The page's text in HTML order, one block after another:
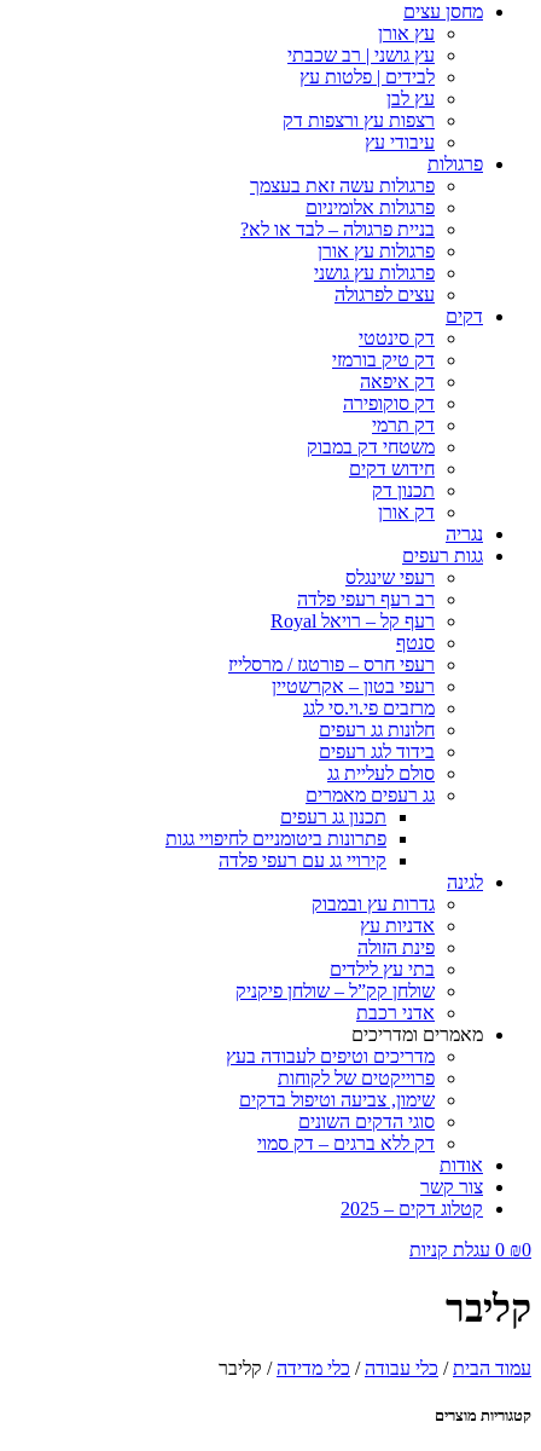
מחסן עצים
עץ אורן
עץ גושני | רב שכבתי
לבידים | פלטות עץ
עץ לבן
רצפות עץ ורצפות דק
עיבודי עץ
פרגולות
פרגולות עשה זאת בעצמך
פרגולות אלומיניום
בניית פרגולה – לבד או לא?
פרגולות עץ אורן
פרגולות עץ גושני
עצים לפרגולה
דקים
דק סינטטי
דק טיק בורמזי
דק איפאה
דק סוקופירה
דק תרמי
משטחי דק במבוק
חידוש דקים
תכנון דק
דק אורן
נגריה
גגות רעפים
רעפי שינגלס
רב רעף רעפי פלדה
רעף קל – רויאל Royal
סנטף
רעפי חרס – פורטגז / מרסלייז
רעפי בטון – אקרשטיין
מרזבים פי.וי.סי לגג
חלונות גג רעפים
בידוד לגג רעפים
סולם לעליית גג
גג רעפים מאמרים
תכנון גג רעפים
פתרונות ביטומניים לחיפויי גגות
קירויי גג עם רעפי פלדה
לגינה
גדרות עץ ובמבוק
אדניות עץ
פינת הזולה
בתי עץ לילדים
שולחן קק”ל – שולחן פיקניק
אדני רכבת
מאמרים ומדריכים
מדריכים וטיפים לעבודה בעץ
פרוייקטים של לקוחות
שימון, צביעה וטיפול בדקים
סוגי הדקים השונים
דק ללא ברגים – דק סמוי
אודות
צור קשר
קטלוג דקים – 2025
₪0
0 עגלת קניות
קליבר
עמוד הבית/ כלי עבודה/ כלי מדידה/ קליבר
קטגוריות מוצרים